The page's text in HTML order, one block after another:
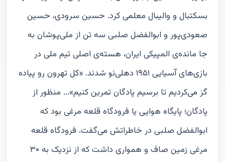
بسکتبال و والیبال معلمی کرد. حسین سرودی، حسین
صعودی‌پور و ابوالفضل صلبی سه تن از ملی‌پوشان به
جا مانده‌ی المپیکی ایران، هسته‌ی اصلی تیم ملی در
بازی‌های آسیایی ۱۹۵۱ دهلی‌نو شدند. «کل تهرون رو پیاده
گز می‌کردیم تا برسیم پادگان تمرین کنیم»... منظور از
پادگان؛ پایگاه هوایی یا فرودگاه قلعه مرغی بود که
ابوالفضل صلبی در خاطراتش می‌گفت. فرودگاه قلعه
مرغی زمین صاف و همواری داشت که از نزدیک به ۳۰